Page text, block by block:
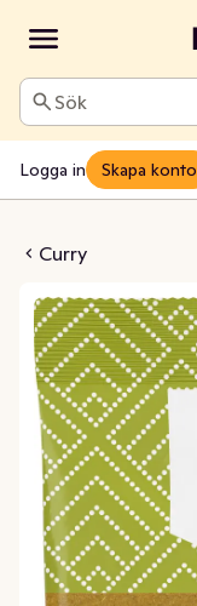
Sök
Logga in Skapa konto
Curry
Curry